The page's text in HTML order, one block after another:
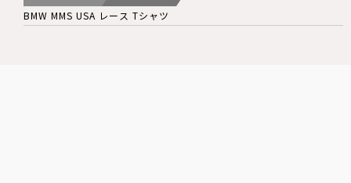
BMW MMS USA レース Tシャツ